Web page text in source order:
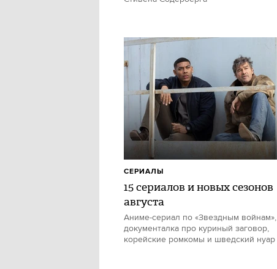
15 сериалов и новых сезонов
августа
Аниме-сериал по «Звездным войнам»,
документалка про куриный заговор,
корейские ромкомы и шведский нуар
СЕРИАЛЫ